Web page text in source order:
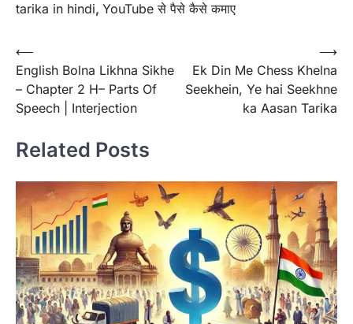
tarika in hindi, YouTube से पैसे कैसे कमाए
Post
navigation
⟵
English Bolna Likhna Sikhe
– Chapter 2 H– Parts Of
Speech | Interjection
Ek Din Me Chess Khelna
Seekhein, Ye hai Seekhne
ka Aasan Tarika
⟶
Related Posts